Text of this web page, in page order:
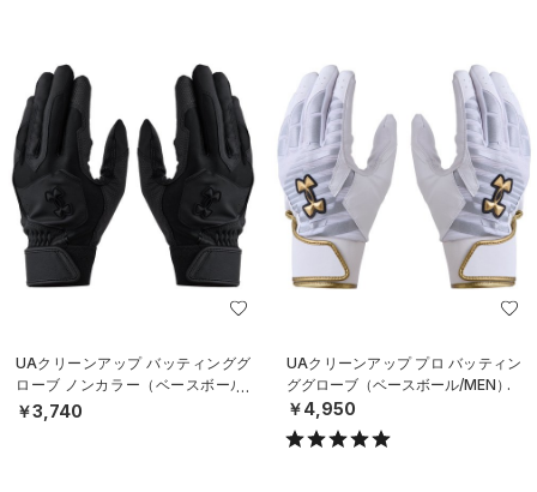
UAクリーンアップ バッティンググ
ローブ ノンカラー（ベースボール/
MEN）
￥3,740
UAクリーンアップ プロ バッティン
ググローブ（ベースボール/MEN）
￥4,950